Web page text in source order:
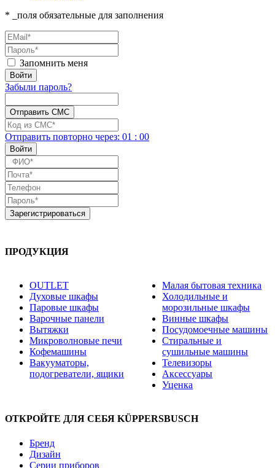
* _поля обязательные для заполнения
Запомнить меня
Забыли пароль?
Отправить повторно через: 01 : 00
ПРОДУКЦИЯ
OUTLET
Духовые шкафы
Паровые шкафы
Варочные панели
Вытяжки
Микроволновые печи
Кофемашины
Вакууматоры,
подогреватели, ящики
Малая бытовая техника
Холодильные и
морозильные шкафы
Винные шкафы
Посудомоечные машины
Стиральные и
сушильные машины
Телевизоры
Аксессуары
Уценка
ОТКРОЙТЕ ДЛЯ СЕБЯ KÜPPERSBUSCH
Бренд
Дизайн
Серии приборов